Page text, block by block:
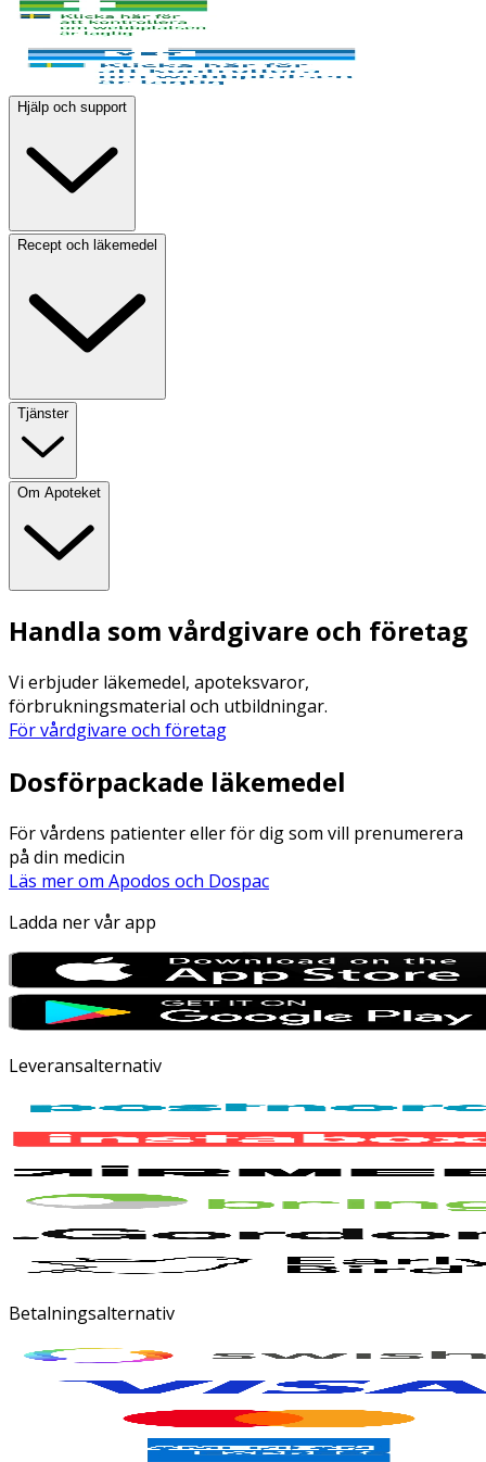
Hjälp och support
Recept och läkemedel
Tjänster
Om Apoteket
Handla som vårdgivare och företag
Vi erbjuder läkemedel, apoteksvaror,
förbrukningsmaterial och utbildningar.
För vårdgivare och företag
Dosförpackade läkemedel
För vårdens patienter eller för dig som vill prenumerera
på din medicin
Läs mer om Apodos och Dospac
Ladda ner vår app
Leveransalternativ
Betalningsalternativ